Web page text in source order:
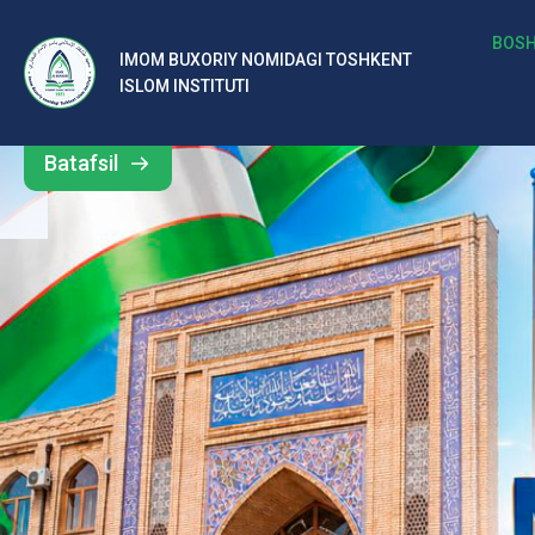
IMOM BUXORIY NOMIDAGI TOSHKENT
ISLOM INSTITUTI
b
al
ar
o‘
rt
a
si
d
Barcha
yangiliklar
Batafsil